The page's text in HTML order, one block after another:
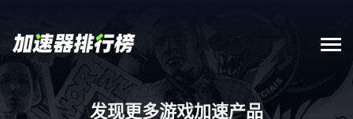
发现更多游戏加速产品